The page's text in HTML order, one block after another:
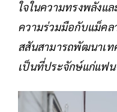
ใจในความทรงพลังแ
ความร่วมมือกับแม็คล
สสันสามารถพัฒนาเท
เป็นที่ประจักษ์แก่แฟน